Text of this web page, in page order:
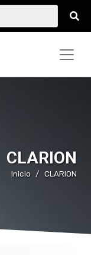
CLARION
Inicio CLARION